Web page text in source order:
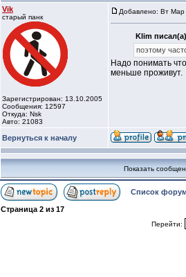
Vik
старый панк
Зарегистрирован: 13.10.2005
Сообщения: 12597
Откуда: Nsk
Авто: 21083
Добавлено: Вт
Klim
поэтому
Надо понимать
меньше проживут.
Вернуться к началу
Показать
Список
Страница 2 из 17
Перейти: